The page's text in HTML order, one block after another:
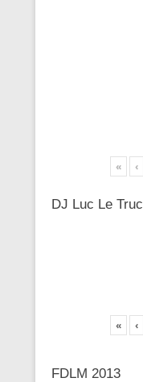
« ‹
DJ Luc Le Truc
« ‹
FDLM 2013